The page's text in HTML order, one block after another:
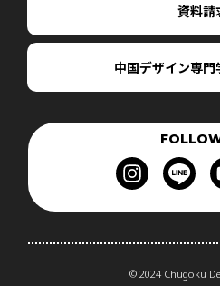
資料請
中国デザイン専
© 2024 Chugoku